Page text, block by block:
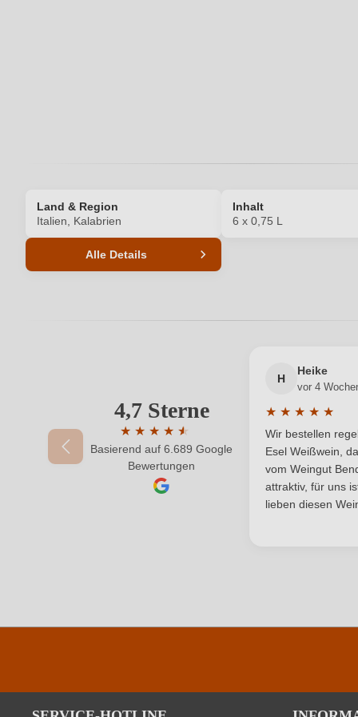
Land & Region
Italien, Kalabrien
Inhalt
6 x 0,75 L
Alle Details
Jahrgang
Brennwert
4,7 Sterne
★ ★ ★ ★ ★
★
Durchschnittliche Bewertung von 4.7 von
Basierend auf 6.689 Google
Bewertungen
H
Heike
vor 4
★ ★ ★ ★ ★
Wir bestellen
Esel Weißwein,
vom Weingut
attraktiv, für uns
lieben diesen